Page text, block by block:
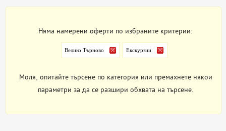
Няма намерени оферти по избраните критерии:
Велико Търново Екскурзии
Моля, опитайте търсене по категория или премахнете някои
параметри за да се разшири обхвата на търсене.